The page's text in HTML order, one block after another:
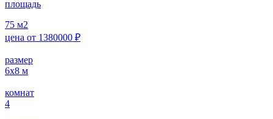
площадь
75 м2
цена от 1380000 ₽
размер
6х8 м
комнат
4